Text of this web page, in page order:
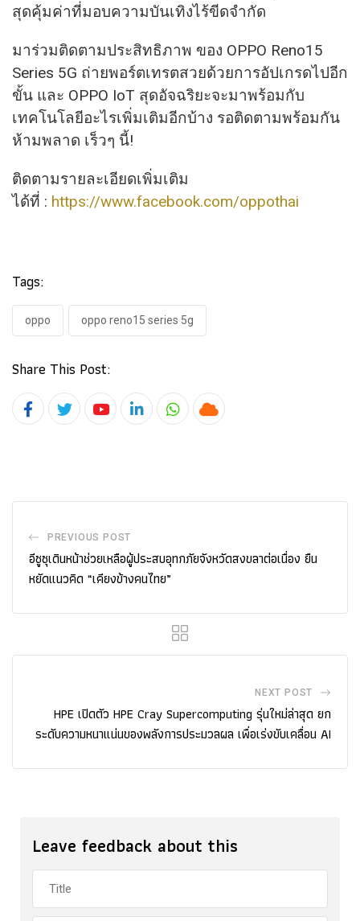
สุดคุ้มค่าที่มอบความบันเทิงไร้ขีดจำกัด
มาร่วมติดตามประสิทธิภาพ ของ OPPO Reno15
Series 5G ถ่ายพอร์ตเทรตสวยด้วยการอัปเกรดไปอีก
ขั้น และ OPPO IoT สุดอัจฉริยะจะมาพร้อมกับ
เทคโนโลยีอะไรเพิ่มเติมอีกบ้าง รอติดตามพร้อมกัน
ห้ามพลาด เร็วๆ นี้!
ติดตามรายละเอียดเพิ่มเติม
ได้ที่ : https://www.facebook.com/oppothai
Tags:
oppo oppo reno15 series 5g
Share This Post:
YoutubeLinkedInWhatsapp
Cloud
PREVIOUS POST
อีซูซุเดินหน้าช่วยเหลือผู้ประสบอุทกภัยจังหวัดสงขลาต่อเนื่อง ยืน
หยัดแนวคิด “เคียงข้างคนไทย”
NEXT POST
HPE เปิดตัว HPE Cray Supercomputing รุ่นใหม่ล่าสุด ยก
ระดับความหนาแน่นของพลังการประมวลผล เพื่อเร่งขับเคลื่อน AI
Leave feedback about this